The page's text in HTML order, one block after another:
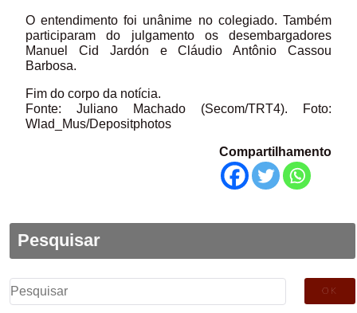
O entendimento foi unânime no colegiado. Também
participaram do julgamento os desembargadores
Manuel Cid Jardón e Cláudio Antônio Cassou
Barbosa.
Fim do corpo da notícia.
Fonte: Juliano Machado (Secom/TRT4). Foto:
Wlad_Mus/Depositphotos
Compartilhamento
Pesquisar
Pesquisar
por: